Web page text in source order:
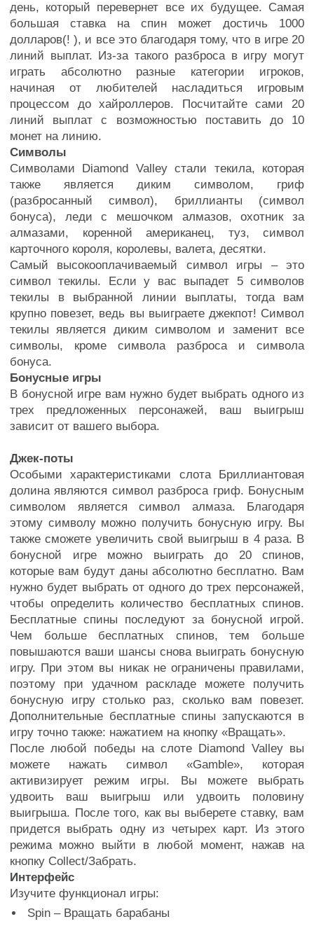
день, который перевернет все их будущее. Самая
большая ставка на спин может достичь 1000
долларов(! ), и все это благодаря тому, что в игре 20
линий выплат. Из-за такого разброса в игру могут
играть абсолютно разные категории игроков,
начиная от любителей насладиться игровым
процессом до хайроллеров. Посчитайте сами 20
линий выплат с возможностью поставить до 10
монет на линию.
Символы
Символами Diamond Valley стали текила, которая
также является диким символом, гриф
(разбросанный символ), бриллианты (символ
бонуса), леди с мешочком алмазов, охотник за
алмазами, коренной американец, туз, символ
карточного короля, королевы, валета, десятки.
Самый высокооплачиваемый символ игры – это
символ текилы. Если у вас выпадет 5 символов
текилы в выбранной линии выплаты, тогда вам
крупно повезет, ведь вы выиграете джекпот! Символ
текилы является диким символом и заменит все
символы, кроме символа разброса и символа
бонуса.
Бонусные игры
В бонусной игре вам нужно будет выбрать одного из
трех предложенных персонажей, ваш выигрыш
зависит от вашего выбора.
Джек-поты
Особыми характеристиками слота Бриллиантовая
долина являются символ разброса гриф. Бонусным
символом является символ алмаза. Благодаря
этому символу можно получить бонусную игру. Вы
также сможете увеличить свой выигрыш в 4 раза. В
бонусной игре можно выиграть до 20 спинов,
которые вам будут даны абсолютно бесплатно. Вам
нужно будет выбрать от одного до трех персонажей,
чтобы определить количество бесплатных спинов.
Бесплатные спины последуют за бонусной игрой.
Чем больше бесплатных спинов, тем больше
повышаются ваши шансы снова выиграть бонусную
игру. При этом вы никак не ограничены правилами,
поэтому при удачном раскладе можете получить
бонусную игру столько раз, сколько вам повезет.
Дополнительные бесплатные спины запускаются в
игру точно также: нажатием на кнопку «Вращать».
После любой победы на слоте Diamond Valley вы
можете нажать символ «Gamble», которая
активизирует режим игры. Вы можете выбрать
удвоить ваш выигрыш или удвоить половину
выигрыша. После того, как вы выберете ставку, вам
придется выбрать одну из четырех карт. Из этого
режима можно выйти в любой момент, нажав на
кнопку Collect/Забрать.
Интерфейс
Изучите функционал игры:
Spin – Вращать барабаны